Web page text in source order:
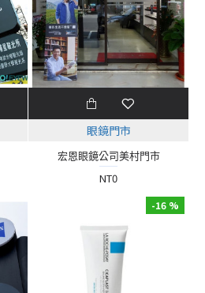
眼鏡門市
宏恩眼鏡公司美村門市
NT0
-16 %